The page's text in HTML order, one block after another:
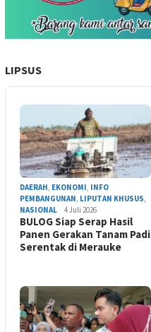
LIPSUS
DAERAH, EKONOMI, INFO
PEMBANGUNAN, LIPUTAN KHUSUS,
NASIONAL
4 Juli 2026
BULOG Siap Serap Hasil
Panen Gerakan Tanam Padi
Serentak di Merauke